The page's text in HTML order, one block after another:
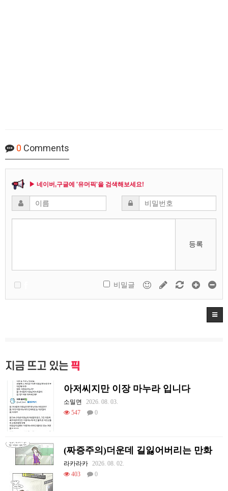
0 Comments
▶ 네이버,구글에 '유머픽'을 검색해보세요!
등록
비밀글
지금 뜨고 있는 픽
아저씨지만 이장 마누라 입니다
소밀면
2026. 08. 03.
547
0
(짜증주의)더운데 길잃어버리는 만화
라카라카 2026. 08. 02.
403
0